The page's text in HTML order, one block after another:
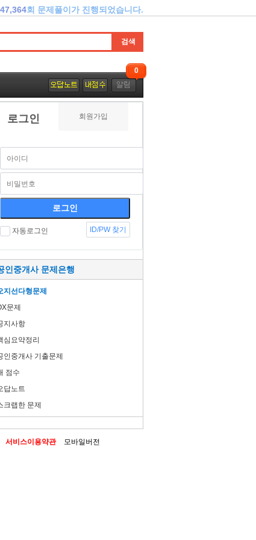
회 문제풀이가 진행되었습니다.
0
로그인 회원가입
자동로그인 ID/PW 찾기
인중개사 문제은행
지선다형문제
문제
지사항
심요약정리
인중개사 기출문제
점수
답노트
크랩한 문제
서비스이용약관
모바일버전